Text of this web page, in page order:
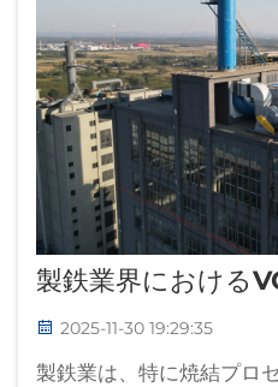
製鉄業界における
2025-11-30 19:29:35
製鉄業は、特に焼結プロ